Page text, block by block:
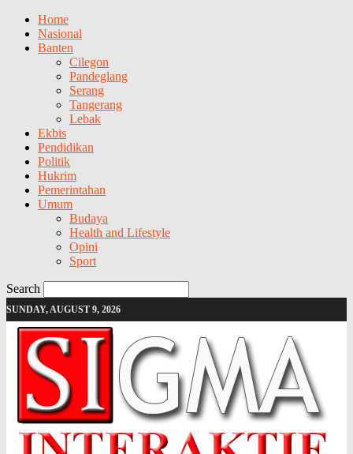
Home
Nasional
Banten
Cilegon
Pandeglang
Serang
Tangerang
Lebak
Ekbis
Pendidikan
Politik
Hukrim
Pemerintahan
Umum
Budaya
Health and Lifestyle
Opini
Sport
Search
SUNDAY, AUGUST 9, 2026